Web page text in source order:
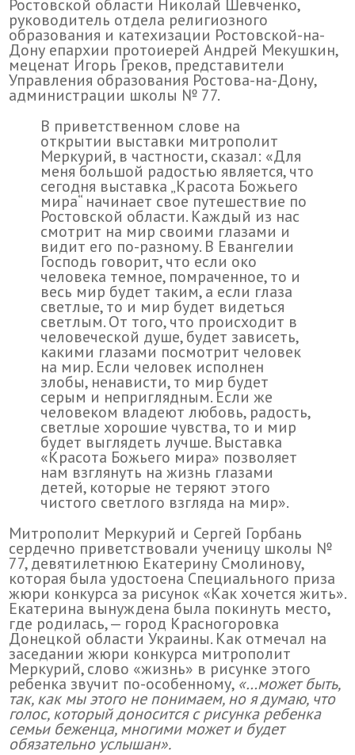
Ростовской области Николай Шевченко,
руководитель отдела религиозного
образования и катехизации Ростовской-на-
Дону епархии протоиерей Андрей Мекушкин,
меценат Игорь Греков, представители
Управления образования Ростова-на-Дону,
администрации школы № 77.
В приветственном слове на
открытии выставки митрополит
Меркурий, в частности, сказал: «Для
меня большой радостью является, что
сегодня выставка „Красота Божьего
мира“ начинает свое путешествие по
Ростовской области. Каждый из нас
смотрит на мир своими глазами и
видит его по-разному. В Евангелии
Господь говорит, что если око
человека темное, помраченное, то и
весь мир будет таким, а если глаза
светлые, то и мир будет видеться
светлым. От того, что происходит в
человеческой душе, будет зависеть,
какими глазами посмотрит человек
на мир. Если человек исполнен
злобы, ненависти, то мир будет
серым и неприглядным. Если же
человеком владеют любовь, радость,
светлые хорошие чувства, то и мир
будет выглядеть лучше. Выставка
«Красота Божьего мира» позволяет
нам взглянуть на жизнь глазами
детей, которые не теряют этого
чистого светлого взгляда на мир».
Митрополит Меркурий и Сергей Горбань
сердечно приветствовали ученицу школы №
77, девятилетнюю Екатерину Смолинову,
которая была удостоена Специального приза
жюри конкурса за рисунок «Как хочется жить».
Екатерина вынуждена была покинуть место,
где родилась, — город Красногоровка
Донецкой области Украины. Как отмечал на
заседании жюри конкурса митрополит
Меркурий, слово «жизнь» в рисунке этого
ребенка звучит по-особенному,«…может быть,
так, как мы этого не понимаем, но я думаю, что
голос, который доносится с рисунка ребенка
семьи беженца, многими может и будет
обязательно услышан».